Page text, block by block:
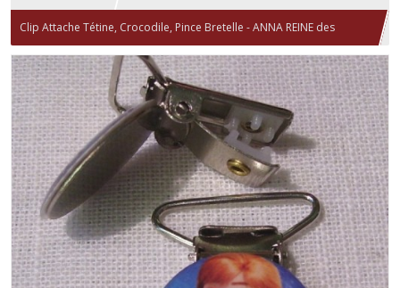
Clip Attache Tétine, Crocodile, Pince Bretelle - ANNA REINE des
NEIGES ** 25 mm ** Cabochon résine - CR127